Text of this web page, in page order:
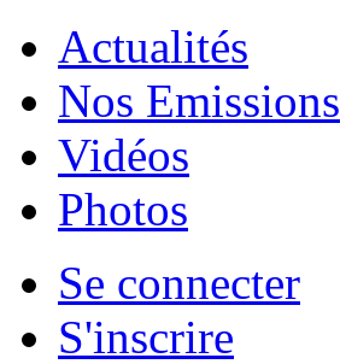
Actualités
Nos Emissions
Vidéos
Photos
Se connecter
S'inscrire